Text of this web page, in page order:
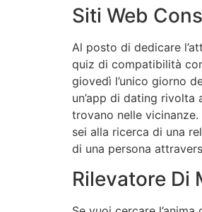
Siti Web
Al posto di dedicare
quiz di compatibilità
giovedì l’unico giorno
un’app di dating
trovano nelle
sei alla ricerca di una
di una persona
Rilevatore Di